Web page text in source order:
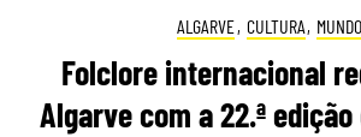
ALGARVE, CULTURA, MUNDO
Folclore internacional
Algarve com a 22.ª